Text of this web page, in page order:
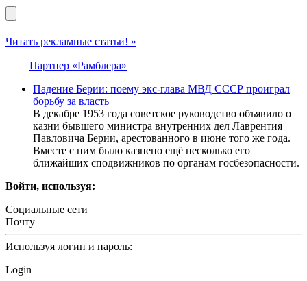
Читать рекламные статьи! »
Партнер «Рамблера»
Падение Берии: поему экс-глава МВД СССР проиграл
борьбу за власть
В декабре 1953 года советское руководство объявило о
казни бывшего министра внутренних дел Лаврентия
Павловича Берии, арестованного в июне того же года.
Вместе с ним было казнено ещё несколько его
ближайших сподвижников по органам госбезопасности.
Войти, используя:
Социальные сети
Почту
Используя логин и пароль:
Login